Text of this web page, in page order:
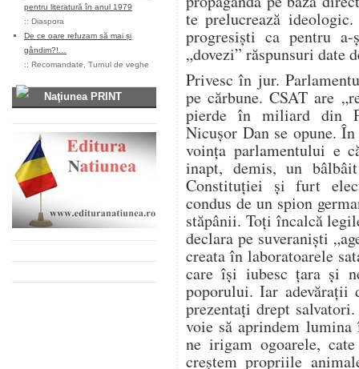
pentru literatură în anul 1979
:: Diaspora
De ce oare refuzam să mai și
gândim?!…
:: Recomandate Turnul de veghe
Naţiunea PRINT
te prelucrează
progresiști ca pentru
„dovezi” răspunsuri date
Privesc în jur.
pe cărbune. CSAT are
pierde în miliard din
Nicușor Dan se opune.
voința parlamentului e
inapt, demis, un
Constituției și furt
condus de un spion
stăpânii. Toți încalcă
declara pe suveraniști
creata în laboratoarele
care își iubesc țara și
poporului. Iar adevărații
prezentați drept
voie să aprindem lumina
ne irigam ogoarele,
creștem propriile